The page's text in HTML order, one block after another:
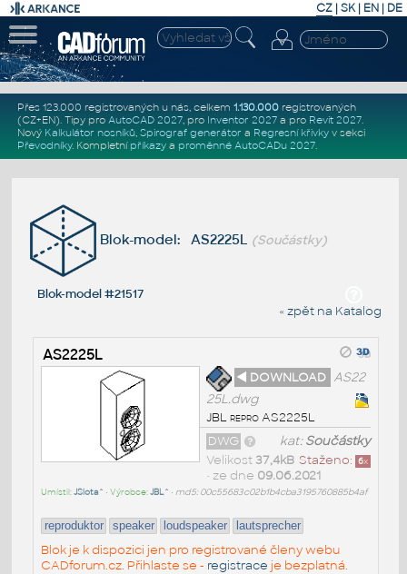
CZ | SK| EN | DE
Přes 123.000 registrovaných u nás, celkem 1.130.000registrovaných
(CZ+EN). Tipy pro AutoCAD 2027, pro Inventor 2027a pro Revit 2027.
Nový Kalkulátor nosníků, Spirograf generátor a Regresní křivkyv sekci
Převodníky. Kompletní příkazya proměnné AutoCADu 2027.
Blok-model: AS2225L (Součástky)
Blok-model #21517
« zpět na Katalog
AS2225L
◄ DOWNLOAD AS22
25L.dwg
JBL repro AS2225L
kat:Součástky
DWG
Staženo: 6x
Velikost37,4kB
• ze dne 09.06.2021
Umístil:JSlota^ • Výrobce:JBL^ • md5: 00c55683c02b1b4cba3195760885b4af
reproduktor speaker loudspeaker lautsprecher
Blok je k dispozici jen pro registrované členy webu
CADforum.cz. Přihlaste se - registrace je bezplatná.